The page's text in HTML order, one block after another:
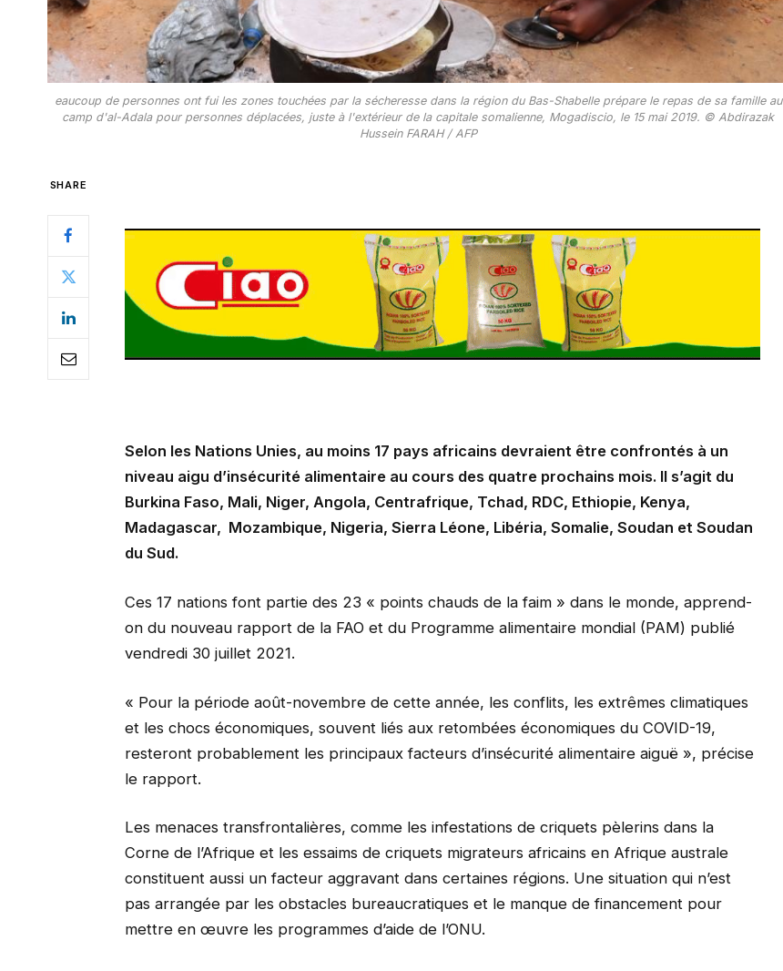
eaucoup de personnes ont fui les zones touchées par la sécheresse dans la région du Bas-Shabelle prépare le repas de sa famille au
camp d'al-Adala pour personnes déplacées, juste à l'extérieur de la capitale somalienne, Mogadiscio, le 15 mai 2019. © Abdirazak
Hussein FARAH / AFP
SHARE
Selon les Nations Unies, au moins 17 pays africains devraient être confrontés à un
niveau aigu d’insécurité alimentaire au cours des quatre prochains mois. Il s’agit du
Burkina Faso, Mali, Niger, Angola, Centrafrique, Tchad, RDC, Ethiopie, Kenya,
Madagascar, Mozambique, Nigeria, Sierra Léone, Libéria, Somalie, Soudan et Soudan
du Sud.
Ces 17 nations font partie des 23 « points chauds de la faim » dans le monde, apprend-
on du nouveau rapport de la FAO et du Programme alimentaire mondial (PAM) publié
vendredi 30 juillet 2021.
« Pour la période août-novembre de cette année, les conflits, les extrêmes climatiques
et les chocs économiques, souvent liés aux retombées économiques du COVID-19,
resteront probablement les principaux facteurs d’insécurité alimentaire aiguë », précise
le rapport.
Les menaces transfrontalières, comme les infestations de criquets pèlerins dans la
Corne de l’Afrique et les essaims de criquets migrateurs africains en Afrique australe
constituent aussi un facteur aggravant dans certaines régions. Une situation qui n’est
pas arrangée par les obstacles bureaucratiques et le manque de financement pour
mettre en œuvre les programmes d’aide de l’ONU.